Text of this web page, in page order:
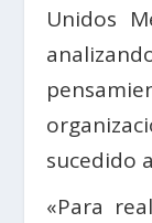
Unidos
sucedido
«Para